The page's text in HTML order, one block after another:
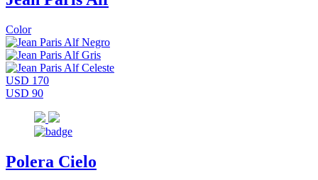
Color
USD 170
USD 90
Polera Cielo